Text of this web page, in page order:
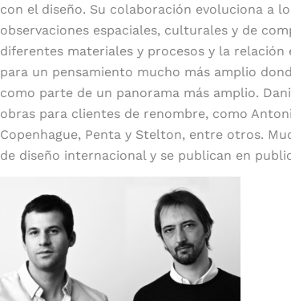
con el diseño. Su colaboración evoluciona a
observaciones espaciales, culturales y de
diferentes materiales y procesos y la
para un pensamiento mucho más amplio
como parte de un panorama más amplio.
obras para clientes de renombre, como
Copenhague, Penta y Stelton, entre otros.
de diseño internacional y se publican en